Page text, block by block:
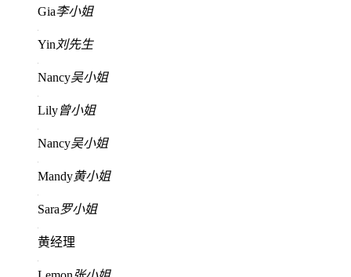
Gia李小姐
Yin 刘先生
Nancy吴小姐
Lily曾小姐
Nancy吴小姐
Mandy黄小姐
Sara罗小姐
黄经理